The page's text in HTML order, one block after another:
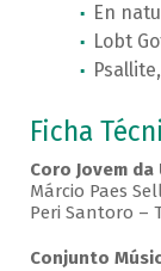
En
Lobt
Ficha
Coro Jovem da
Márcio Paes
Peri Santoro –
Conjunto